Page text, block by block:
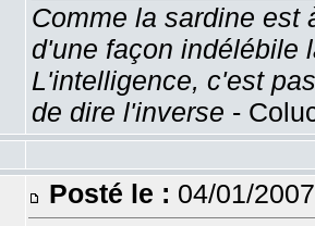
Comme la sardine est
d'une façon indélébile
L'intelligence, c'est
de dire l'inverse -
Posté le : 04/01/